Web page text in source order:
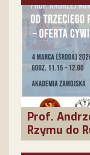
Prof.
Rzymu do